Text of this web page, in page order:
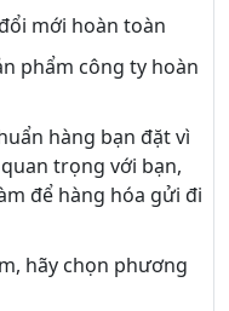
mới hoàn toàn
phẩm công ty hoàn
hàng bạn đặt vì
trọng với bạn,
để hàng hóa gửi đi
hãy chọn phương